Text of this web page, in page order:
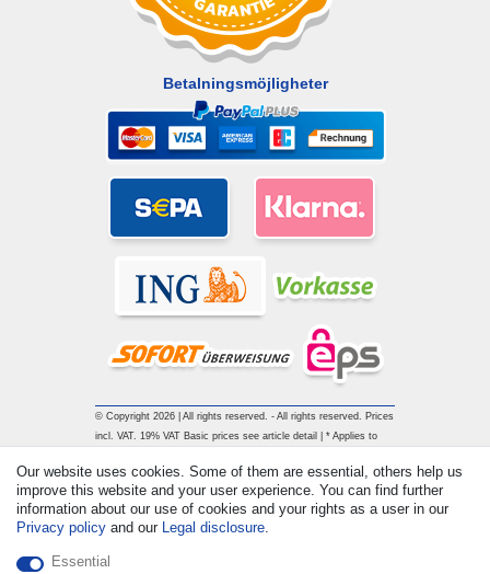
Betalningsmöjligheter
© Copyright 2026 | All rights reserved. - All rights reserved. Prices
incl. VAT. 19% VAT Basic prices see article detail | * Applies to
Our website uses cookies. Some of them are essential, others help us
improve this website and your user experience. You can find further
information about our use of cookies and your rights as a user in our
Privacy policy and our Legal disclosure.
Essential
Withdraw from contract here Contact